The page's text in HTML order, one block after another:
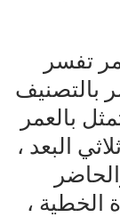
تفسر
بالتصنيف
بالعمر
البعد ،
الخطية ،